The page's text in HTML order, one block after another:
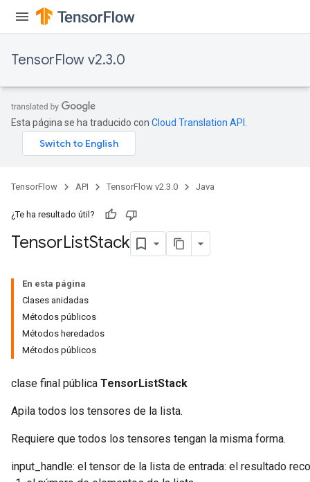
TensorFlow v2.3.0
Esta página se ha traducido con Cloud Translation API
TensorFlow API TensorFlow v2.3.0 Java
¿Te ha resultado útil?
TensorListStack
En esta página
Clases anidadas
Métodos públicos
Métodos heredados
Métodos públicos
clase final pública TensorListStack
Apila todos los tensores de la lista.
Requiere que todos los tensores tengan la misma forma.
input_handle: el tensor de la lista de entrada: el resultado